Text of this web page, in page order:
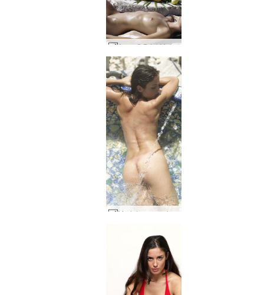
Anna S Brigi Melissa Muriel Suzie Suzie Carina Meksika'da piknik bölüm 2 #16